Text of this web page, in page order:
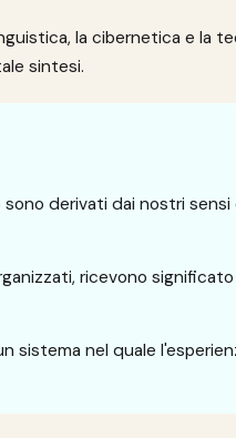
la cibernetica e la
sintesi.
derivati dai nostri sensi
ricevono
sistema nel quale